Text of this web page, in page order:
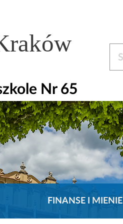
Nr 65
FINANSE I MIENIE